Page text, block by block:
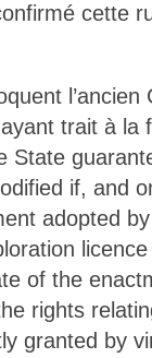
cette
trait à la
State
if, and
adopted
of the
rights
granted by